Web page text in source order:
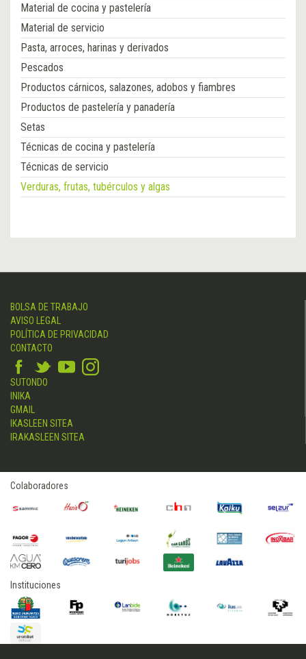
Material de cocina y pastelería
Material de servicio
Pasta, arroces, harinas y derivados
Pescados
Productos cárnicos, salazones, adobos y fiambres
Productos de pastelería y panadería
Setas
Técnicas de cocina y pastelería
Técnicas de servicio
Verduras, frutas, tubérculos y algas
BOLSA DE TRABAJO
AVISO LEGAL
POLÍTICA DE PRIVACIDAD
CONTACTO
SUTONDO
INIKA
GMAIL
IKASLEEN SITEA
IRAKASLEEN SITEA
Colaboradores
Instituciones